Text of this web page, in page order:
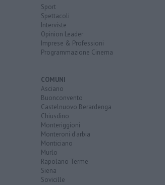
Sport
Spettacoli
Interviste
Opinion Leader
Imprese & Professioni
Programmazione Cinema
COMUNI
Asciano
Buonconvento
Castelnuovo Berardenga
Chiusdino
Monteriggioni
Monteroni d'arbia
Monticiano
Murlo
Rapolano Terme
Siena
Sovicille